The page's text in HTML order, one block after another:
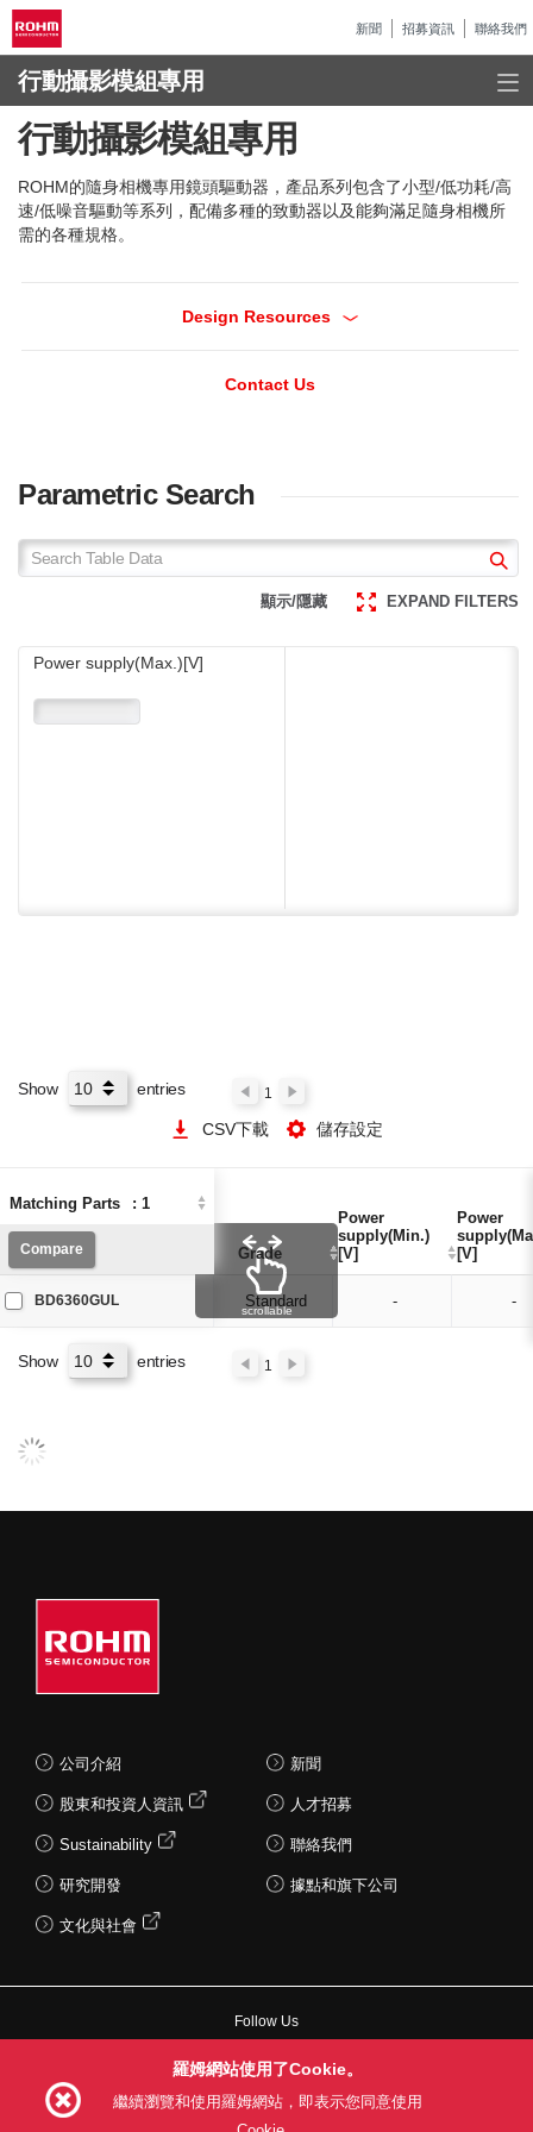
新聞 招募資訊 聯絡我們
行動攝影模組專用
行動攝影模組專用
ROHM的隨身相機專用鏡頭驅動器，產品系列包含了小型/低功耗/高
速/低噪音驅動等系列，配備多種的致動器以及能夠滿足隨身相機所
需的各種規格。
Design Resources
Contact Us
Parametric Search
顯示/隱藏 EXPAND FILTERS
Power supply(Max.)[V]
Show entries 1
CSV下載 儲存設定
Matching Parts : 1
Compare Grade
Power
supply(Min.)
[V]
Power
[V]
BD6360GUL Standard - -
Matching Parts : 1
Compare Grade
Power
supply(Min.)
[V]
Power
[V]
scrollable
Show entries 1
公司介紹
股東和投資人資訊
Sustainability
研究開發
文化與社會
新聞
人才招募
聯絡我們
據點和旗下公司
Follow Us
羅姆網站使用了Cookie。
繼續瀏覽和使用羅姆網站，即表示您同意使用